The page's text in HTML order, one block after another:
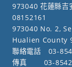
973040 花蓮縣吉
08152161
973040 No. 2,
Hualien County
聯絡電話
03-
傳真
03-